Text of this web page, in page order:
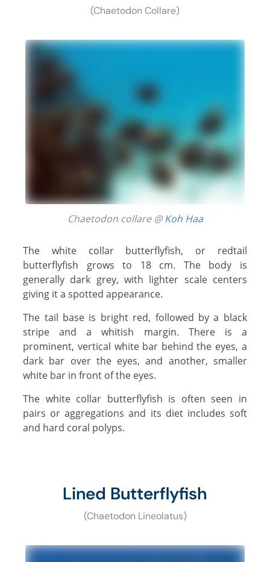
(Chaetodon Collare)
Chaetodon collare @Koh Haa
The white collar butterflyfish, or redtail
butterflyfish grows to 18 cm. The body is
generally dark grey, with lighter scale centers
giving it a spotted appearance.
The tail base is bright red, followed by a black
stripe and a whitish margin. There is a
prominent, vertical white bar behind the eyes, a
dark bar over the eyes, and another, smaller
white bar in front of the eyes.
The white collar butterflyfish is often seen in
pairs or aggregations and its diet includes soft
and hard coral polyps.
Lined Butterflyfish
(Chaetodon Lineolatus)